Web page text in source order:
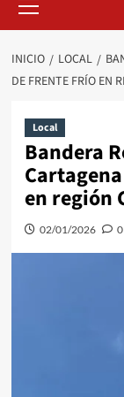
primario
INICIO LOCAL
DE FRENTE FRÍO EN
Local
Bandera
en región
02/01/2026 0